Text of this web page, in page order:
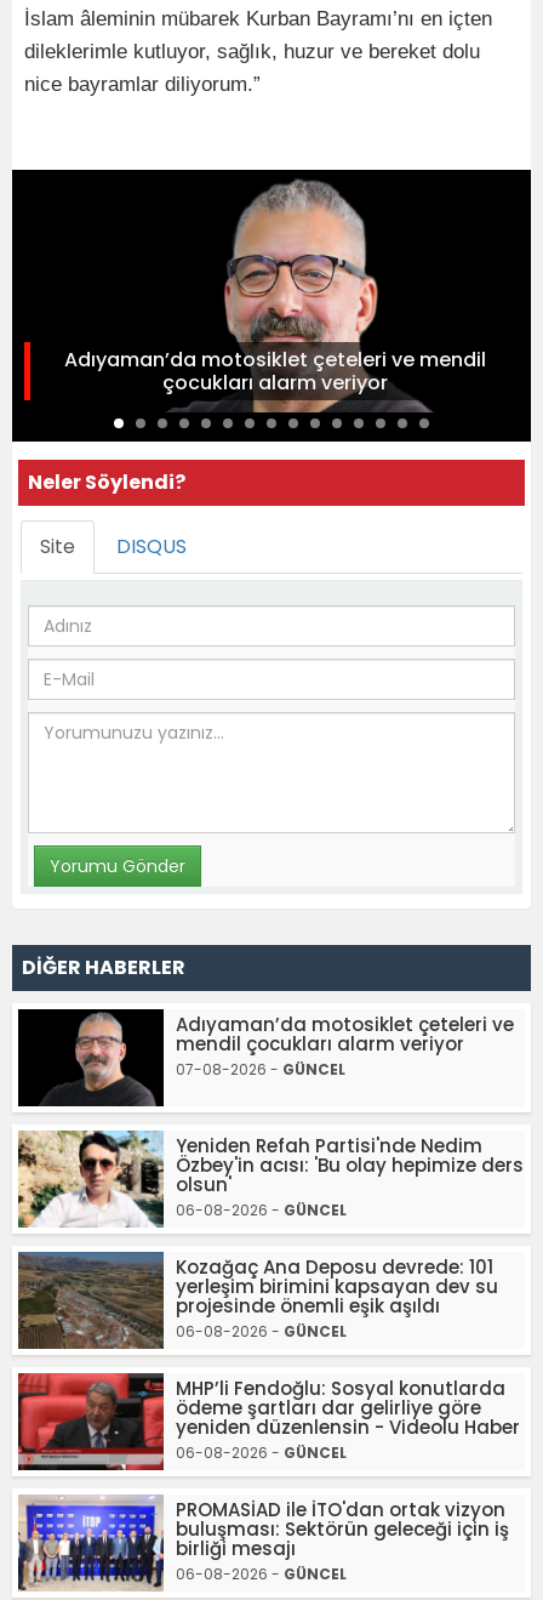
İslam âleminin mübarek Kurban Bayramı’nı en içten
dileklerimle kutluyor, sağlık, huzur ve bereket dolu
nice bayramlar diliyorum.”
Adıyaman’da motosiklet çeteleri ve mendil
çocukları alarm veriyor
Neler Söylendi?
Site DISQUS
DİĞER HABERLER
Adıyaman’da motosiklet çeteleri ve
mendil çocukları alarm veriyor
07-08-2026 - GÜNCEL
Yeniden Refah Partisi'nde Nedim
Özbey'in acısı: 'Bu olay hepimize ders
olsun'
06-08-2026 - GÜNCEL
Kozağaç Ana Deposu devrede: 101
yerleşim birimini kapsayan dev su
projesinde önemli eşik aşıldı
06-08-2026 - GÜNCEL
MHP’li Fendoğlu: Sosyal konutlarda
ödeme şartları dar gelirliye göre
yeniden düzenlensin - Videolu Haber
06-08-2026 - GÜNCEL
PROMASİAD ile İTO'dan ortak vizyon
buluşması: Sektörün geleceği için iş
birliği mesajı
06-08-2026 - GÜNCEL